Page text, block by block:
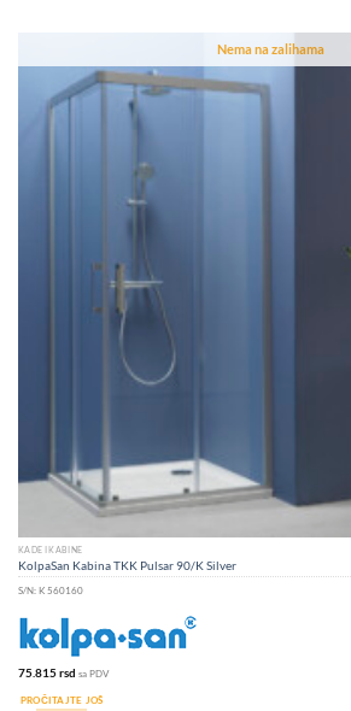
Nema na zalihama
KADE I KABINE
KolpaSan Kabina TKK Pulsar 90/K Silver
S/N: K 560160
75.815rsd sa PDV
PROČITAJTE JOŠ